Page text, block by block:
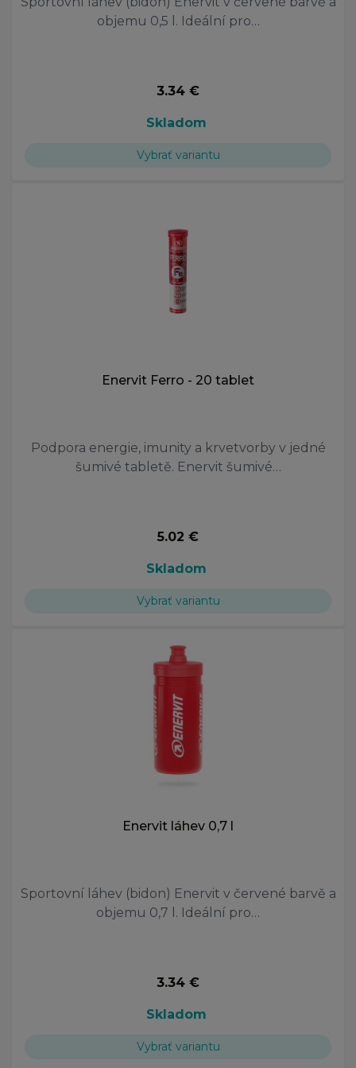
objemu 0,5 l. Ideální pro…
3.34 €
Skladom
Vybrať variantu
Enervit Ferro - 20 tablet
Podpora energie, imunity a krvetvorby v jedné
šumivé tabletě. Enervit šumivé…
5.02 €
Skladom
Vybrať variantu
Enervit láhev 0,7 l
Sportovní láhev (bidon) Enervit v červené barvě a
objemu 0,7 l. Ideální pro…
3.34 €
Skladom
Vybrať variantu